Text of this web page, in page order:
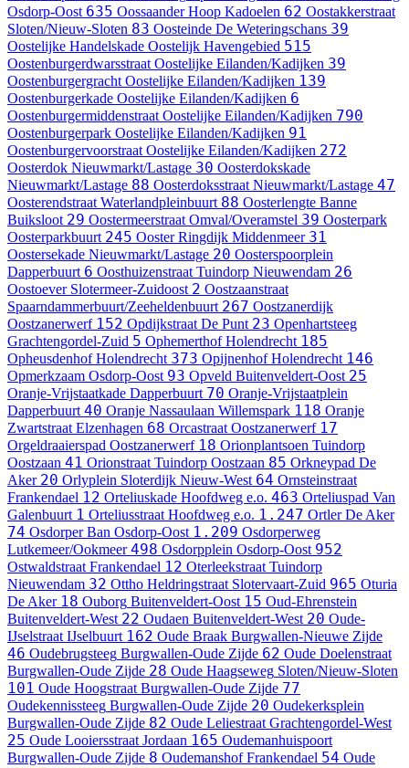
Osdorp-Oost 635 Oossaander Hoop Kadoelen 62 Oostakkerstraat
Sloten/Nieuw-Sloten 83 Oosteinde De Weteringschans 39
Oostelijke Handelskade Oostelijk Havengebied 515
Oostenburgerdwarsstraat Oostelijke Eilanden/Kadijken 39
Oostenburgergracht Oostelijke Eilanden/Kadijken 139
Oostenburgerkade Oostelijke Eilanden/Kadijken 6
Oostenburgermiddenstraat Oostelijke Eilanden/Kadijken 790
Oostenburgerpark Oostelijke Eilanden/Kadijken 91
Oostenburgervoorstraat Oostelijke Eilanden/Kadijken 272
Oosterdok Nieuwmarkt/Lastage 30 Oosterdokskade
Nieuwmarkt/Lastage 88 Oosterdoksstraat Nieuwmarkt/Lastage 47
Oosterendstraat Waterlandpleinbuurt 88 Oosterlengte Banne
Buiksloot 29 Oostermeerstraat Omval/Overamstel 39 Oosterpark
Oosterparkbuurt 245 Ooster Ringdijk Middenmeer 31
Oostersekade Nieuwmarkt/Lastage 20 Oosterspoorplein
Dapperbuurt 6 Oosthuizenstraat Tuindorp Nieuwendam 26
Oostoever Slotermeer-Zuidoost 2 Oostzaanstraat
Spaarndammerbuurt/Zeeheldenbuurt 267 Oostzanerdijk
Oostzanerwerf 152 Opdijkstraat De Punt 23 Openhartsteeg
Grachtengordel-Zuid 5 Ophemerthof Holendrecht 185
Opheusdenhof Holendrecht 373 Opijnenhof Holendrecht 146
Opmerkzaam Osdorp-Oost 93 Opveld Buitenveldert-Oost 25
Oranje-Vrijstaatkade Dapperbuurt 70 Oranje-Vrijstaatplein
Dapperbuurt 40 Oranje Nassaulaan Willemspark 118 Oranje
Zwartstraat Elzenhagen 68 Orcastraat Oostzanerwerf 17
Orgeldraaierspad Oostzanerwerf 18 Orionplantsoen Tuindorp
Oostzaan 41 Orionstraat Tuindorp Oostzaan 85 Orkneypad De
Aker 20 Orlyplein Sloterdijk Nieuw-West 64 Ornsteinstraat
Frankendael 12 Orteliuskade Hoofdweg e.o. 463 Orteliuspad Van
Galenbuurt 1 Orteliusstraat Hoofdweg e.o. 1.247 Ortler De Aker
74 Osdorper Ban Osdorp-Oost 1.209 Osdorperweg
Lutkemeer/Ookmeer 498 Osdorpplein Osdorp-Oost 952
Ostwaldstraat Frankendael 12 Oterleekstraat Tuindorp
Nieuwendam 32 Ottho Heldringstraat Slotervaart-Zuid 965 Oturia
De Aker 18 Ouborg Buitenveldert-Oost 15 Oud-Ehrenstein
Buitenveldert-West 22 Oudaen Buitenveldert-West 20 Oude-
IJselstraat IJselbuurt 162 Oude Braak Burgwallen-Nieuwe Zijde
46 Oudebrugsteeg Burgwallen-Oude Zijde 62 Oude Doelenstraat
Burgwallen-Oude Zijde 28 Oude Haagseweg Sloten/Nieuw-Sloten
101 Oude Hoogstraat Burgwallen-Oude Zijde 77
Oudekennissteeg Burgwallen-Oude Zijde 20 Oudekerksplein
Burgwallen-Oude Zijde 82 Oude Leliestraat Grachtengordel-West
25 Oude Looiersstraat Jordaan 165 Oudemanhuispoort
Burgwallen-Oude Zijde 8 Oudemanshof Frankendael 54 Oude